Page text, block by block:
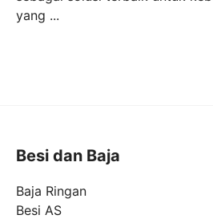
yang ...
Besi dan Baja
Baja Ringan
Besi AS